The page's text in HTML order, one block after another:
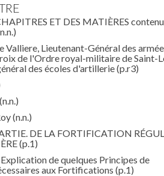
ET DES MATIÈRES
Valliere, Lieutenant-Général des
de l'Ordre royal-militaire de Saint-
des écoles d'artillerie(p.r3)
(n.n.)
(n.n.)
DE LA FORTIFICATION
(p.1)
de quelques Principes de
aux Fortifications (p.1)